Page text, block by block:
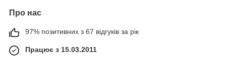
Про нас
97% позитивних з 67 відгуків за рік
Працює з 15.03.2011